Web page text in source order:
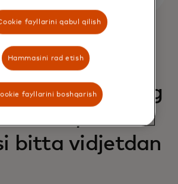
68% ga
daromadning
oshishi,
bitta vidjetdan
fayllarini qabul qilish
Hammasini rad etish
fayllarini boshqarish